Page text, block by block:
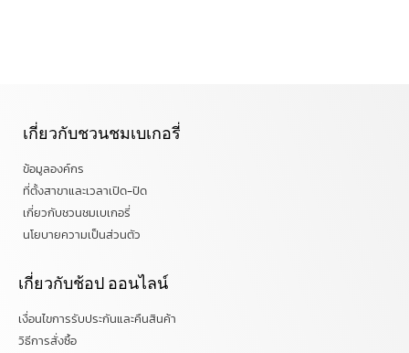
เกี่ยวกับชวนชมเบเกอรี่
ข้อมูลองค์กร
ที่ตั้งสาขาและเวลาเปิด-ปิด
เกี่ยวกับชวนชมเบเกอรี่
นโยบายความเป็นส่วนตัว
เกี่ยวกับช้อป ออนไลน์
เงื่อนไขการรับประกันและคืนสินค้า
วิธีการสั่งซื้อ